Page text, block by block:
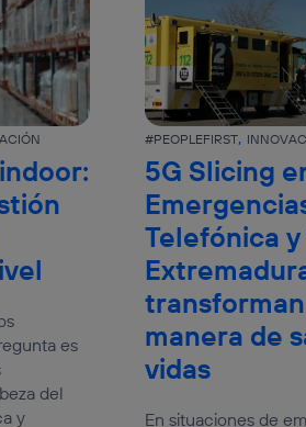
es
del
y
5G Slicing
Telefónica y
manera de
vidas
#PEOPLEFIRST
En situaciones de